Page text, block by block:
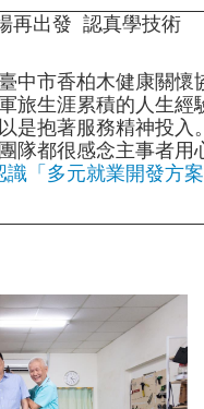
再出發 認真學技術
中市香柏木健康關
旅生涯累積的人生
是抱著服務精神投
隊都很感念主事者
識「多元就業開發方